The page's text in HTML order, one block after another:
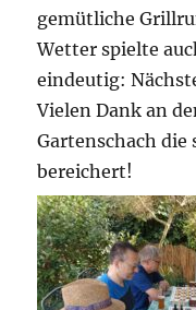
gemütliche
Wetter spielte
eindeutig:
Vielen Dank an
Gartenschach die
bereichert!